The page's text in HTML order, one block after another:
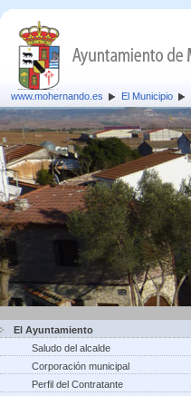
www.mohernando.es El Municipio
El Ayuntamiento
Saludo del alcalde
Corporación municipal
Perfil del Contratante